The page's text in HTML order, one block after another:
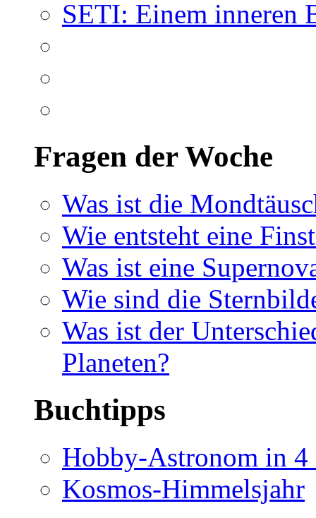
SETI: Einem inneren
Fragen der Woche
Was ist die
Wie entsteht eine
Was ist eine
Wie sind die
Was ist der
Planeten?
Buchtipps
Hobby-Astronom in 4
Kosmos-Himmelsjahr